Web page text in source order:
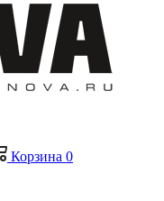
Корзина 0